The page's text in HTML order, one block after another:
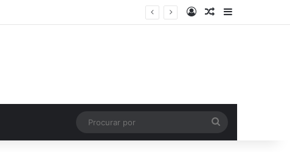
EntrarArtigo aleatório
Barra Lateral
por